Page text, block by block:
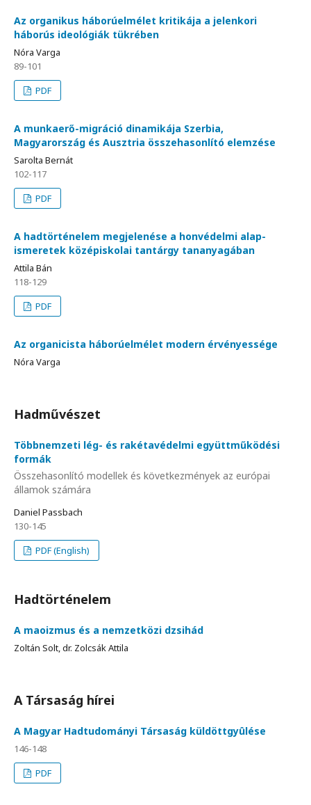
Az organikus háborúelmélet kritikája a jelenkori
háborús ideológiák tükrében
Nóra Varga
89-101
PDF
A munkaerő-migráció dinamikája Szerbia,
Magyarország és Ausztria összehasonlító elemzése
Sarolta Bernát
102-117
PDF
A hadtörténelem megjelenése a honvédelmi alap-
ismeretek középiskolai tantárgy tananyagában
Attila Bán
118-129
PDF
Az organicista háborúelmélet modern érvényessége
Nóra Varga
Hadművészet
Többnemzeti lég- és rakétavédelmi együttműködési
formák
Összehasonlító modellek és következmények az európai
államok számára
Daniel Passbach
130-145
PDF (English)
Hadtörténelem
A maoizmus és a nemzetközi dzsihád
Zoltán Solt, dr. Zolcsák Attila
A Társaság hírei
A Magyar Hadtudományi Társaság küldöttgyûlése
146-148
PDF